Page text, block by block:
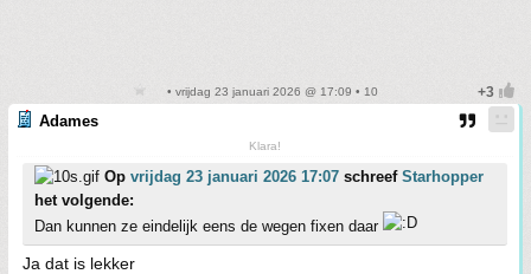
• vrijdag 23 januari 2026 @ 17:09 • 10
Adames
Klara!
Op vrijdag 23 januari 2026 17:07 schreef Starhopper
het volgende:
Dan kunnen ze eindelijk eens de wegen fixen daar
Ja dat is lekker